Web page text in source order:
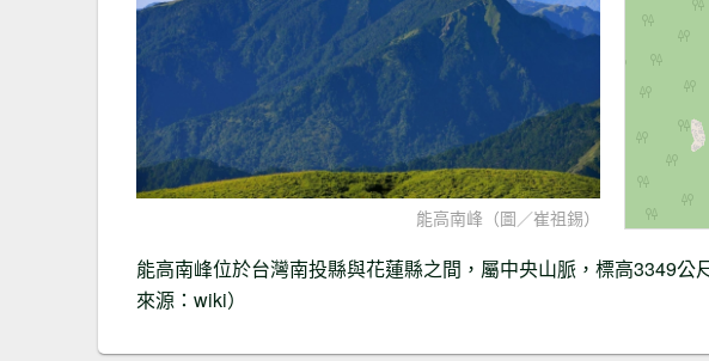
能高南峰（圖／崔祖錫）
能高南峰位於台灣南投縣與花蓮縣之間，屬中央山脈，標高3349
來源：wiki）